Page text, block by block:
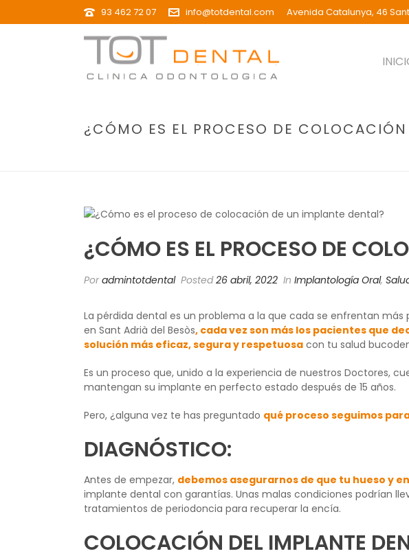
93 462 72 07 info@totdental.com Avenida Catalunya, 46
¿CÓMO ES EL PROCESO DE
¿CÓMO ES EL PROCESO DE
Poradmintotdental Posted26 abril, 2022 In Implantología Oral,
La pérdida dental es un problema a la que cada se enfrentan
en Sant Adrià del Besòs, cada vez son más los pacientes que
solución más eficaz, segura y respetuosa con tu salud
Es un proceso que, unido a la experiencia de nuestros Doctores,
mantengan su implante en perfecto estado después de 15 años.
Pero, ¿alguna vez te has preguntado qué proceso seguimos
DIAGNÓSTICO:
Antes de empezar, debemos asegurarnos de que tu hueso y
implante dental con garantías. Unas malas condiciones podrían
tratamientos de periodoncia para recuperar la encía.
COLOCACIÓN DEL IMPLANTE